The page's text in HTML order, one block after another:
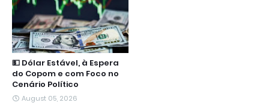
💵 Dólar Estável, à Espera
do Copom e com Foco no
Cenário Político
August 05, 2026